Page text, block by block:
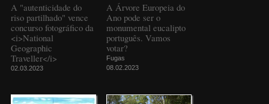
A "autenticidade do
riso partilhado" vence
concurso fotográfico da
<i>National
Geographic
Traveller</i>
02.03.2023
A Árvore Europeia do
Ano pode ser o
monumental eucalipto
português. Vamos
votar?
Fugas
08.02.2023